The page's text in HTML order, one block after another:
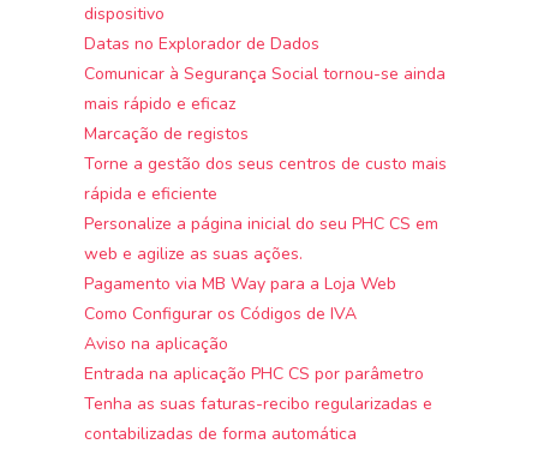
dispositivo
Datas no Explorador de Dados
Comunicar à Segurança Social tornou-se ainda
mais rápido e eficaz
Marcação de registos
Torne a gestão dos seus centros de custo mais
rápida e eficiente
Personalize a página inicial do seu PHC CS em
web e agilize as suas ações.
Pagamento via MB Way para a Loja Web
Como Configurar os Códigos de IVA
Aviso na aplicação
Entrada na aplicação PHC CS por parâmetro
Tenha as suas faturas-recibo regularizadas e
contabilizadas de forma automática